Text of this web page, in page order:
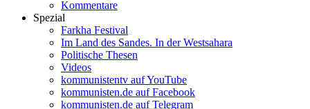
Kommentare
Spezial
Farkha Festival
Im Land des Sandes. In der Westsahara
Politische Thesen
Videos
kommunistentv auf YouTube
kommunisten.de auf Facebook
kommunisten.de auf Telegram